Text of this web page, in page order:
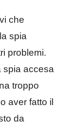
che
spia
problemi.
spia accesa
troppo
aver fatto il
da